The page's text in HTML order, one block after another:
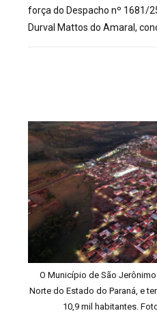
força do Despacho nº 1681/
Durval Mattos do Amaral,
O Município de São
Norte do Estado do Paraná, e
10,9 mil habitantes.